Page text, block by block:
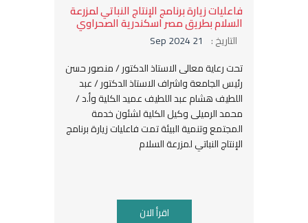
فاعليات زيارة برنامج الإنتاج النباتي لمزرعة
السلام بطريق مصر اسكندرية الصحراوي
التاريخ : 21 Sep 2024
تحت رعاية معالى الاستاذ الدكتور / منصور حسن
رئيس الجامعة واشراف الاستاذ الدكتور / عبد
اللطيف هشام عبد اللطيف عميد الكلية وأ.د /
محمد الرميلى وكيل الكلية لشئون خدمة
المجتمع وتنمية البيئة تمت فاعليات زيارة برنامج
الإنتاج النباتي لمزرعة السلام
اقرأ الان